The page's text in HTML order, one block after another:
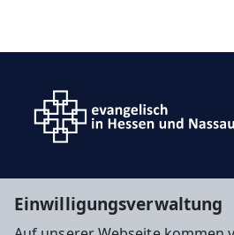
Einwilligungsverwaltung